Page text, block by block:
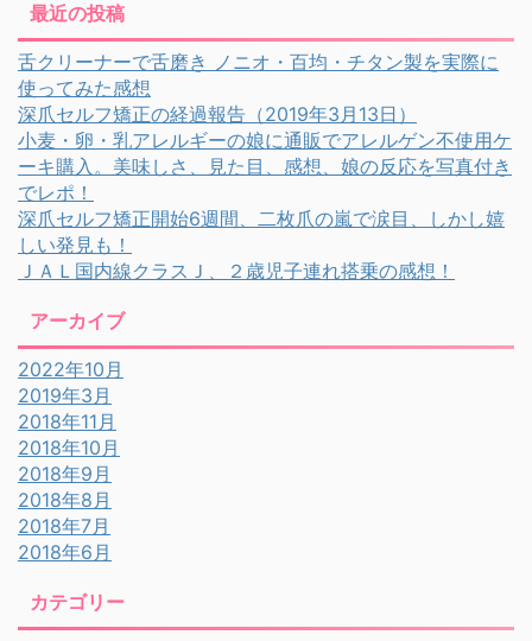
最近の投稿
舌クリーナーで舌磨き ノニオ・百均・チタン製を実際に
使ってみた感想
深爪セルフ矯正の経過報告（2019年3月13日）
小麦・卵・乳アレルギーの娘に通販でアレルゲン不使用ケ
ーキ購入。美味しさ、見た目、感想、娘の反応を写真付き
でレポ！
深爪セルフ矯正開始6週間、二枚爪の嵐で涙目、しかし嬉
しい発見も！
ＪＡＬ国内線クラスＪ、２歳児子連れ搭乗の感想！
アーカイブ
2022年10月
2019年3月
2018年11月
2018年10月
2018年9月
2018年8月
2018年7月
2018年6月
カテゴリー